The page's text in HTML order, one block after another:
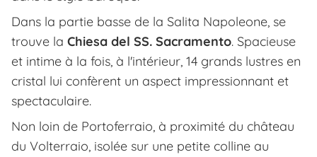
Dans la partie basse de la Salita Napoleone, se
trouve la Chiesa del SS. Sacramento. Spacieuse
et intime à la fois, à l'intérieur, 14 grands lustres en
cristal lui confèrent un aspect impressionnant et
spectaculaire.
Non loin de Portoferraio, à proximité du château
du Volterraio, isolée sur une petite colline au